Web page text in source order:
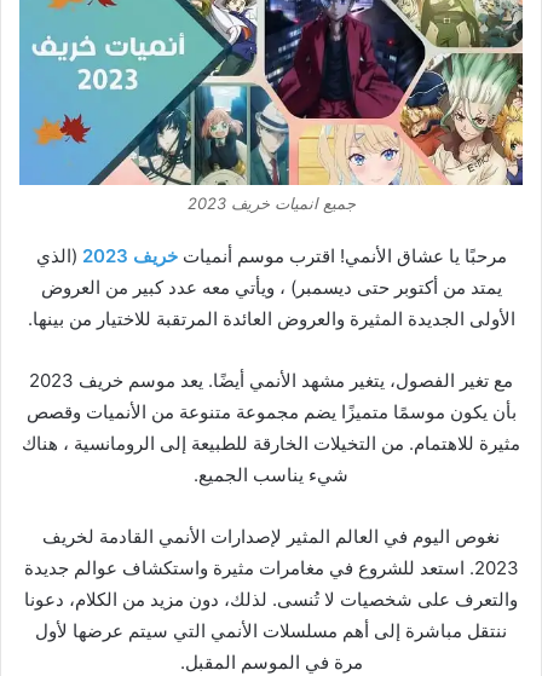
جميع انميات خريف 2023
مرحبًا يا عشاق الأنمي! اقترب موسم أنمياتخريف 2023
(الذي
يمتد من أكتوبر حتى ديسمبر) ، ويأتي معه عدد كبير من العروض
الأولى الجديدة المثيرة والعروض العائدة المرتقبة للاختيار من بينها.
مع تغير الفصول، يتغير مشهد الأنمي أيضًا. يعد موسم خريف 2023
بأن يكون موسمًا متميزًا يضم مجموعة متنوعة من الأنميات وقصص
مثيرة للاهتمام. من التخيلات الخارقة للطبيعة إلى الرومانسية ، هناك
شيء يناسب الجميع.
نغوص اليوم في العالم المثير لإصدارات الأنمي القادمة لخريف
2023. استعد للشروع في مغامرات مثيرة واستكشاف عوالم جديدة
والتعرف على شخصيات لا تُنسى. لذلك، دون مزيد من الكلام، دعونا
ننتقل مباشرة إلى أهم مسلسلات الأنمي التي سيتم عرضها لأول
مرة في الموسم المقبل.